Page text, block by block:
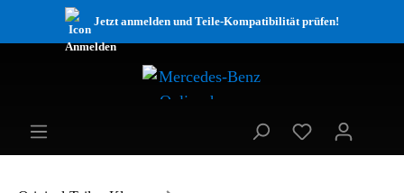
Jetzt anmelden und Teile-Kompatibilität prüfen!